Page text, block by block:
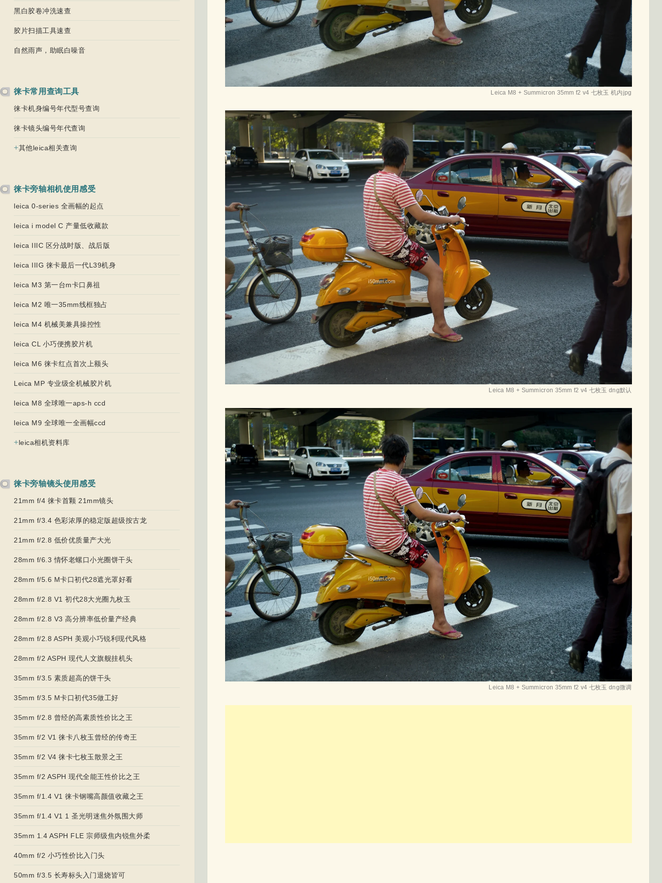
黑白胶卷冲洗速查
胶片扫描工具速查
自然雨声，助眠白噪音
徕卡常用查询工具
徕卡机身编号年代型号查询
徕卡镜头编号年代查询
+其他leica相关查询
徕卡旁轴相机使用感受
leica 0-series 全画幅的起点
leica i model C 产量低收藏款
leica IIIC 区分战时版、战后版
leica IIIG 徕卡最后一代L39机身
leica M3 第一台m卡口鼻祖
leica M2 唯一35mm线框独占
leica M4 机械美兼具操控性
leica CL 小巧便携胶片机
leica M6 徕卡红点首次上额头
Leica MP 专业级全机械胶片机
leica M8 全球唯一aps-h ccd
leica M9 全球唯一全画幅ccd
+leica相机资料库
徕卡旁轴镜头使用感受
21mm f/4 徕卡首颗 21mm镜头
21mm f/3.4 色彩浓厚的稳定版超级按古龙
21mm f/2.8 低价优质量产大光
28mm f/6.3 情怀老螺口小光圈饼干头
28mm f/5.6 M卡口初代28遮光罩好看
28mm f/2.8 V1 初代28大光圈九枚玉
28mm f/2.8 V3 高分辨率低价量产经典
28mm f/2.8 ASPH 美观小巧锐利现代风格
28mm f/2 ASPH 现代人文旗舰挂机头
35mm f/3.5 素质超高的饼干头
35mm f/3.5 M卡口初代35做工好
35mm f/2.8 曾经的高素质性价比之王
35mm f/2 V1 徕卡八枚玉曾经的传奇王
35mm f/2 V4 徕卡七枚玉散景之王
35mm f/2 ASPH 现代全能王性价比之王
35mm f/1.4 V1 徕卡钢嘴高颜值收藏之王
35mm f/1.4 V1 1 圣光明迷焦外氛围大师
35mm 1.4 ASPH FLE 宗师级焦内锐焦外柔
40mm f/2 小巧性价比入门头
50mm f/3.5 长寿标头入门退烧皆可
Leica M8 + Summicron 35mm f2 v4 七枚玉 机内jpg
Leica M8 + Summicron 35mm f2 v4 七枚玉 dng默认
Leica M8 + Summicron 35mm f2 v4 七枚玉 dng微调